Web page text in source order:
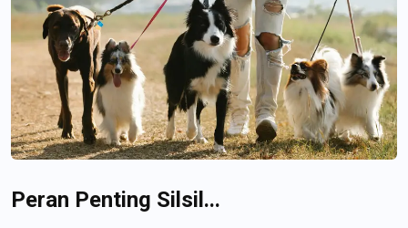
Peran Penting Silsil...